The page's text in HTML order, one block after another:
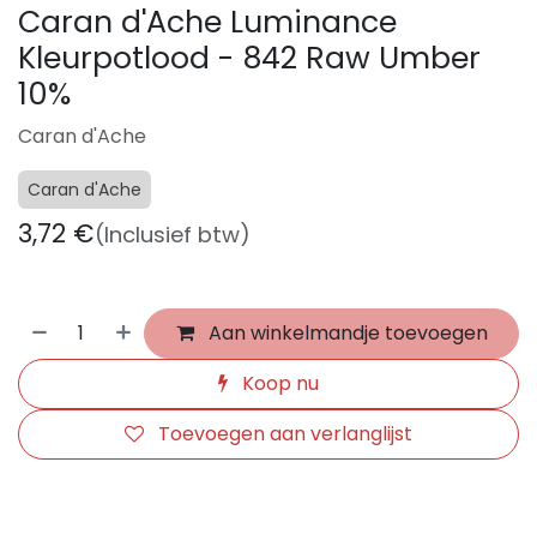
Caran d'Ache Luminance
Kleurpotlood - 842 Raw Umber
10%
Caran d'Ache
Caran d'Ache
3,72 €(Inclusief btw)
Aan winkelmandje toevoegen
Koop nu
Toevoegen aan verlanglijst